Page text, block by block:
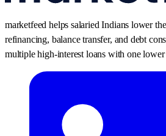
marketfeed helps salaried Indians lower
refinancing, balance transfer, and debt
multiple high-interest loans with one